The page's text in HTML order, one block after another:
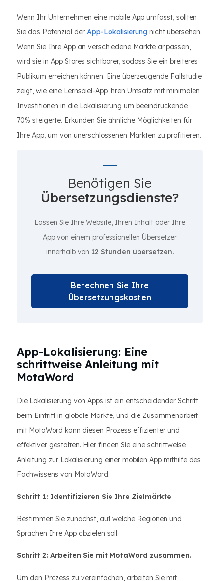
Wenn Ihr Unternehmen eine mobile App umfasst, sollten
Sie das Potenzial der App-Lokalisierung nicht übersehen.
Wenn Sie Ihre App an verschiedene Märkte anpassen,
wird sie in App Stores sichtbarer, sodass Sie ein breiteres
Publikum erreichen können. Eine überzeugende Fallstudie
zeigt, wie eine Lernspiel-App ihren Umsatz mit minimalen
Investitionen in die Lokalisierung um beeindruckende
70% steigerte. Erkunden Sie ähnliche Möglichkeiten für
Ihre App, um von unerschlossenen Märkten zu profitieren.
Benötigen Sie
Übersetzungsdienste?
Lassen Sie Ihre Website, Ihren Inhalt oder Ihre
App von einem professionellen Übersetzer
innerhalb von 12 Stunden übersetzen.
Berechnen Sie Ihre
Übersetzungskosten
App-Lokalisierung: Eine
schrittweise Anleitung mit
MotaWord
Die Lokalisierung von Apps ist ein entscheidender Schritt
beim Eintritt in globale Märkte, und die Zusammenarbeit
mit MotaWord kann diesen Prozess effizienter und
effektiver gestalten. Hier finden Sie eine schrittweise
Anleitung zur Lokalisierung einer mobilen App mithilfe des
Fachwissens von MotaWord:
Schritt 1: Identifizieren Sie Ihre Zielmärkte
Bestimmen Sie zunächst, auf welche Regionen und
Sprachen Ihre App abzielen soll.
Schritt 2: Arbeiten Sie mit MotaWord zusammen.
Um den Prozess zu vereinfachen, arbeiten Sie mit